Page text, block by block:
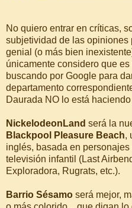
No quiero entrar en críticas,
subjetividad de las opiniones
genial (o más bien
únicamente considero que
buscando por Google para
departamento
Daurada NO lo está
NickelodeonLand será la
Blackpool Pleasure Beach,
inglés, basada en
televisión infantil (Last
Exploradora, Rugrats, etc.).
Barrio Sésamo será mejor,